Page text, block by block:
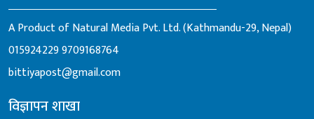
A Product of Natural Media Pvt. Ltd. (Kathmandu-29, Nepal)
0159242299709168764
bittiyapost@gmail.com
विज्ञापन शाखा